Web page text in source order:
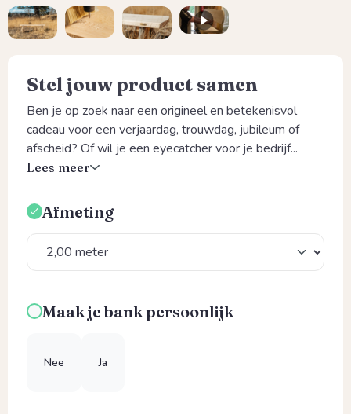
Stel jouw product samen
Ben je op zoek naar een origineel en betekenisvol
cadeau voor een verjaardag, trouwdag, jubileum of
afscheid? Of wil je een eyecatcher voor je bedrijf...
Lees meer
Selecteer
Afmeting
Maak je bank persoonlijk
Nee Ja